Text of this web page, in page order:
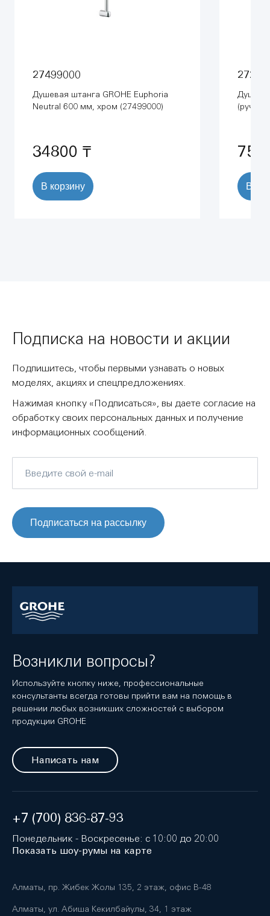
27499000
Душевая штанга GROHE Euphoria
Neutral 600 мм, хром (27499000)
34800 ₸
В корзину В
Подписка на новости и акции
Подпишитесь, чтобы первыми узнавать о новых
моделях, акциях и спецпредложениях.
Нажимая кнопку «Подписаться», вы даете согласие на
обработку своих персональных данных и получение
информационных сообщений.
Подписаться на рассылку
Возникли вопросы?
Используйте кнопку ниже, профессиональные
консультанты всегда готовы прийти вам на помощь в
решении любых возникших сложностей с выбором
продукции GROHE
Написать нам
+7 (700) 836-87-93
Понедельник - Воскресенье: с 10:00 до 20:00
Показать шоу-румы на карте
Алматы, пр. Жибек Жолы 135, 2 этаж, офис B-48
Алматы, ул. Абиша Кекилбайулы, 34, 1 этаж